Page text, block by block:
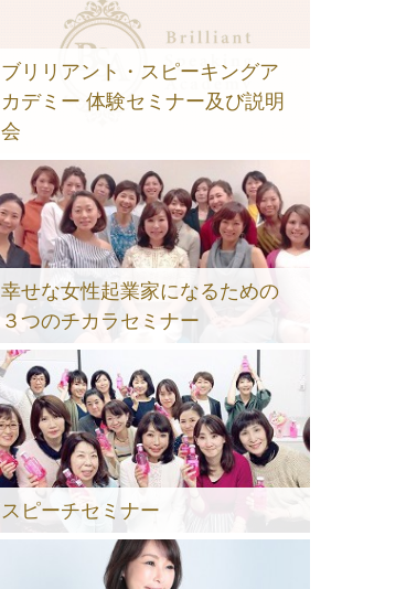
ブリリアント・スピーキングア
カデミー 体験セミナー及び説明
会
幸せな女性起業家になるための
３つのチカラセミナー
スピーチセミナー